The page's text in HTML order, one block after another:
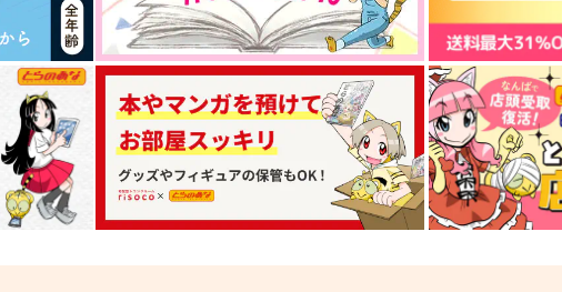
苺タルトを召し上がれ
斉木文庫
787円（税込）
ヴェイン×パーシヴァル
サンプル 作品詳細